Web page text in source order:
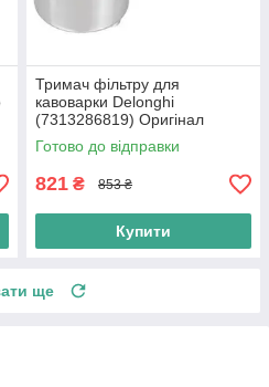
Тримач фільтру для
кавоварки Delonghi
(7313286819) Оригінал
Готово до відправки
821 ₴ 853 ₴
Купити
ще